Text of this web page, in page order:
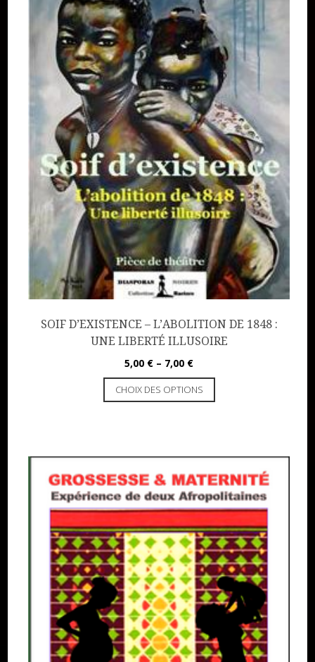
SOIF D’EXISTENCE – L’ABOLITION DE 1848 :
UNE LIBERTÉ ILLUSOIRE
5,00 € – 7,00 €
CHOIX DES OPTIONS